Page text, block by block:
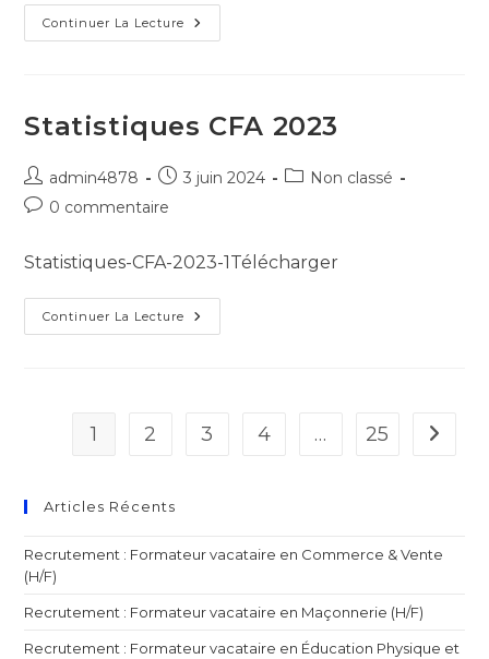
Continuer La Lecture
Statistiques CFA 2023
admin4878 3 juin 2024
Non classé
0 commentaire
Statistiques-CFA-2023-1Télécharger
Continuer La Lecture
1 2 3 4 … 25
Articles Récents
Recrutement : Formateur vacataire en Commerce & Vente
(H/F)
Recrutement : Formateur vacataire en Maçonnerie (H/F)
Recrutement : Formateur vacataire en Éducation Physique et